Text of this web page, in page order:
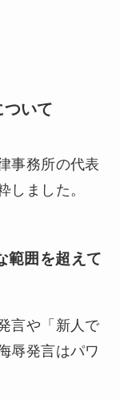
いて
事務所の代表
しました。
囲を超えて
言や「新人で
辱発言はパワ